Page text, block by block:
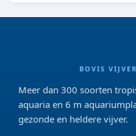
BOVIS
Meer dan 300 soorten
aquaria en 6 m
gezonde en heldere vijver.